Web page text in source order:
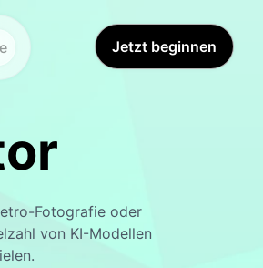
Jetzt beginnen
Fotografie oder
von KI-Modellen